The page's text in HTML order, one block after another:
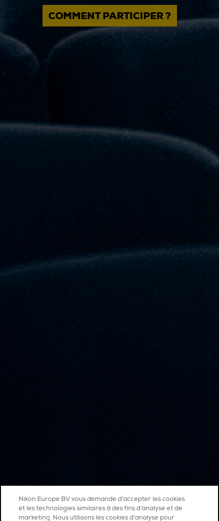
COMMENT PARTICIPER ?
Nikon Europe BV vous demande d'accepter les cookies
et les technologies similaires à des fins d'analyse et de
marketing. Nous utilisons les cookies d’analyse pour